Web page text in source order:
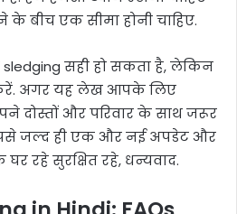
बीच एक सीमा होनी चाहिए.
सही हो सकता है, लेकिन
अगर यह लेख आपके लिए
दोस्तों और परिवार के साथ जरूर
जल्द ही एक और नई अपडेट और
रहे सुरक्षित रहे, धन्यवाद.